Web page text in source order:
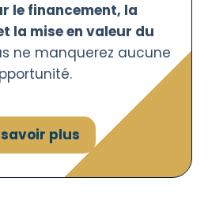
le financement, la
la mise en valeur du
ne manquerez aucune
savoir plus